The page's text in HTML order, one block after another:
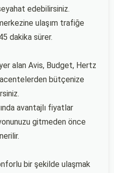
edebilirsiniz.
ulaşım trafiğe
dakika sürer.
alan Avis, Budget, Hertz
bütçenize
avantajlı fiyatlar
gitmeden önce
bir şekilde ulaşmak